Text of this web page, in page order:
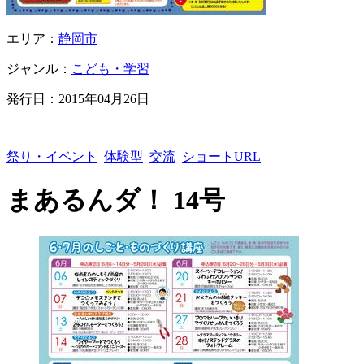
エリア： 静岡市
ジャンル： こども・学習
発行日： 2015年04月26日
祭り・イベント 体験型 交流 ショートURL
まあるんダ！ 14号